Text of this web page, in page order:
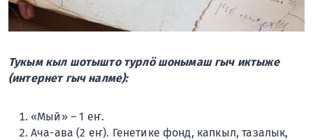
Тукым кыл шотышто турлӧ шонымаш гыч иктыже
(интернет гыч налме):
«Мый» – 1 еҥ.
Ача-ава (2 еҥ). Генетике фонд, капкыл, тазалык,